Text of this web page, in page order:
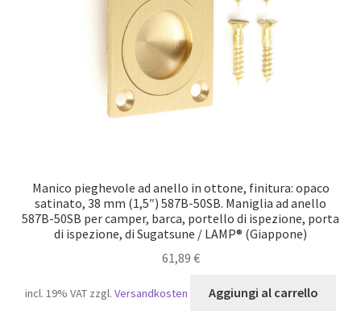
Manico pieghevole ad anello in ottone, finitura: opaco
satinato, 38 mm (1,5″) 587B-50SB. Maniglia ad anello
587B-50SB per camper, barca, portello di ispezione, porta
di ispezione, di Sugatsune / LAMP® (Giappone)
61,89 €
incl. 19% VAT zzgl. Versandkosten Aggiungi al carrello